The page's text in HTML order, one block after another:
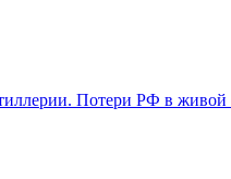
Потери РФ в живой